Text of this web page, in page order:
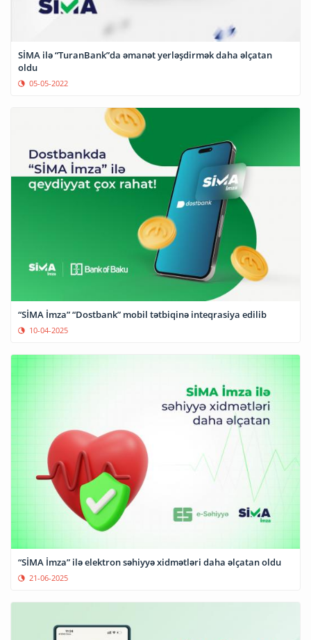
SİMA ilə “TuranBank”da əmanət yerləşdirmək daha əlçatan
oldu
05-05-2022
“SİMA İmza” “Dostbank” mobil tətbiqinə inteqrasiya edilib
10-04-2025
“SİMA İmza” ilə elektron səhiyyə xidmətləri daha əlçatan oldu
21-06-2025